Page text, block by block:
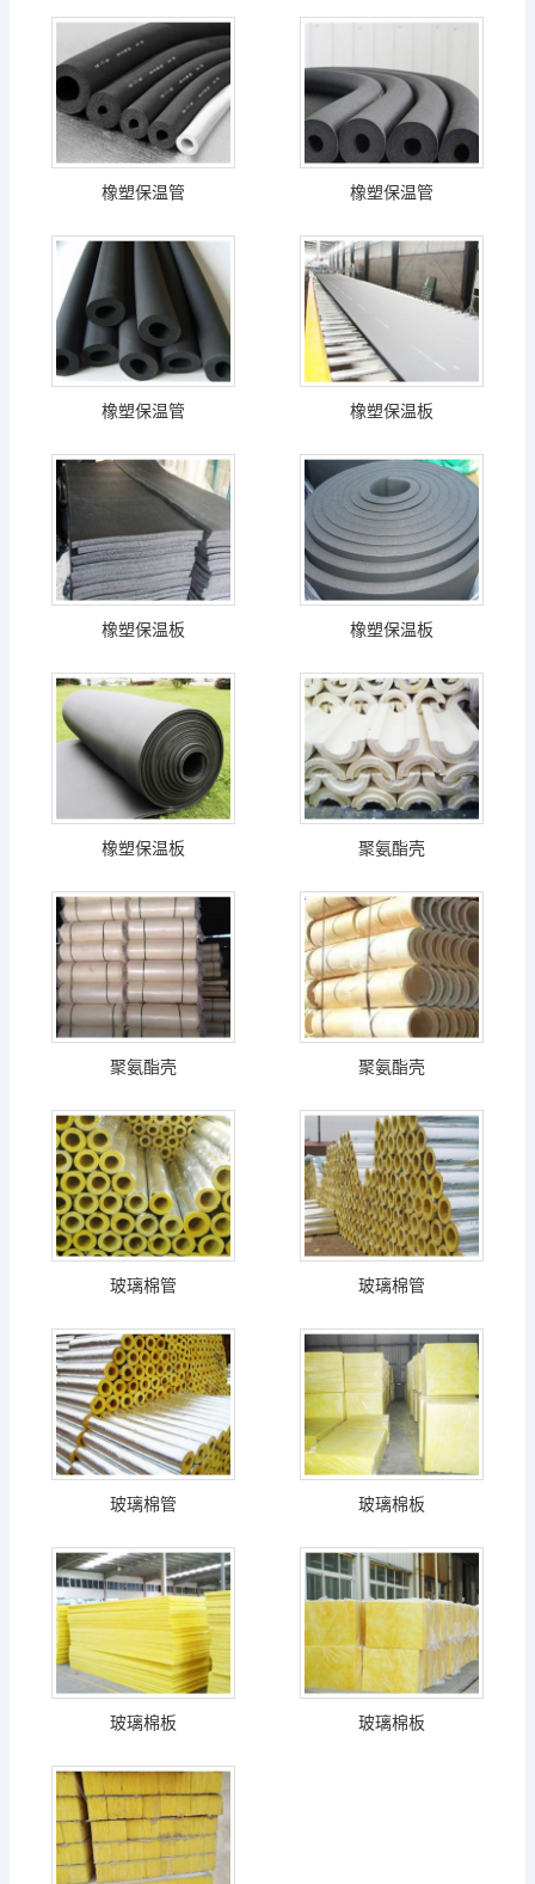
橡塑保温管 橡塑保温管
橡塑保温管 橡塑保温板
橡塑保温板 橡塑保温板
橡塑保温板 聚氨酯壳
聚氨酯壳 聚氨酯壳
玻璃棉管 玻璃棉管
玻璃棉管 玻璃棉板
玻璃棉板 玻璃棉板